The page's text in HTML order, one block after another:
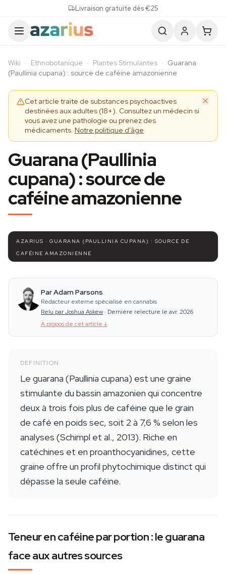
Livraison gratuite dès €25
Wiki · Ethnobotanique · Plantes Stimulantes · Guarana
(Paullinia cupana) : source de caféine amazonienne
Cet article traite de substances psychoactives
destinées aux adultes (18+). Consultez un médecin si
vous avez une pathologie ou prenez des
médicaments. Notre politique d'âge
Guarana (Paullinia
cupana) : source de
caféine amazonienne
AZARIUS · GUARANA (PAULLINIA CUPANA) : SOURCE DE
CAFÉINE AMAZONIENNE
Par Adam Parsons
Rédacteur externe spécialisé en cannabis
Relu par Joshua Askew · Dernière relecture le avr. 2026
À propos de cet article ↓
DEFINITION
Le guarana (Paullinia cupana) est une graine
stimulante du bassin amazonien qui concentre
deux à trois fois plus de caféine que le grain
de café en poids sec, soit 2 à 7,6 % selon les
analyses (Schimpl et al., 2013). Riche en
catéchines et en proanthocyanidines, cette
graine offre un profil phytochimique distinct qui
dépasse la seule caféine.
Teneur en caféine par portion : le guarana
face aux autres sources